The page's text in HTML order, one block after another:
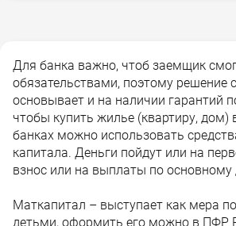
Для банка важно, чтоб заемщик
обязательствами, поэтому решение
основывает и на наличии гарантий
чтобы купить жилье (квартиру, дом)
банках можно использовать
капитала. Деньги пойдут или на
взнос или на выплаты по основному
Маткапитал – выступает как мера
детьми, оформить его можно в ПФР